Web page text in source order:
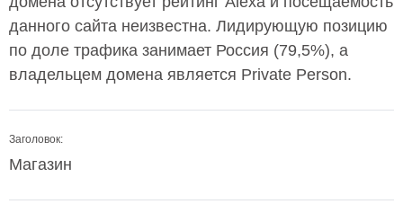
данного сайта неизвестна. Лидирующую позицию
по доле трафика занимает Россия (79,5%), а
владельцем домена является Private Person.
Заголовок:
Магазин